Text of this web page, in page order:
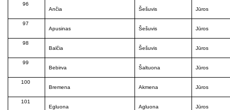
96
Ančia
Šešuvis Jūros
97
Apusinas
Šešuvis Jūros
98
Balčia
Šešuvis Jūros
99
Bebirva
Šaltuona Jūros
100
Bremena
Akmena Jūros
101
Egluona
Agluona Jūros